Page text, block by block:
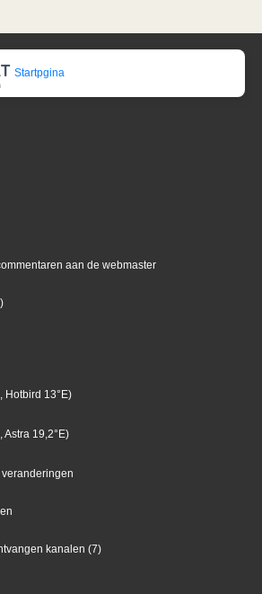
Startpgina
aan de webmaster
Hotbird 13°E)
Astra 19,2°E)
kanalen (7)